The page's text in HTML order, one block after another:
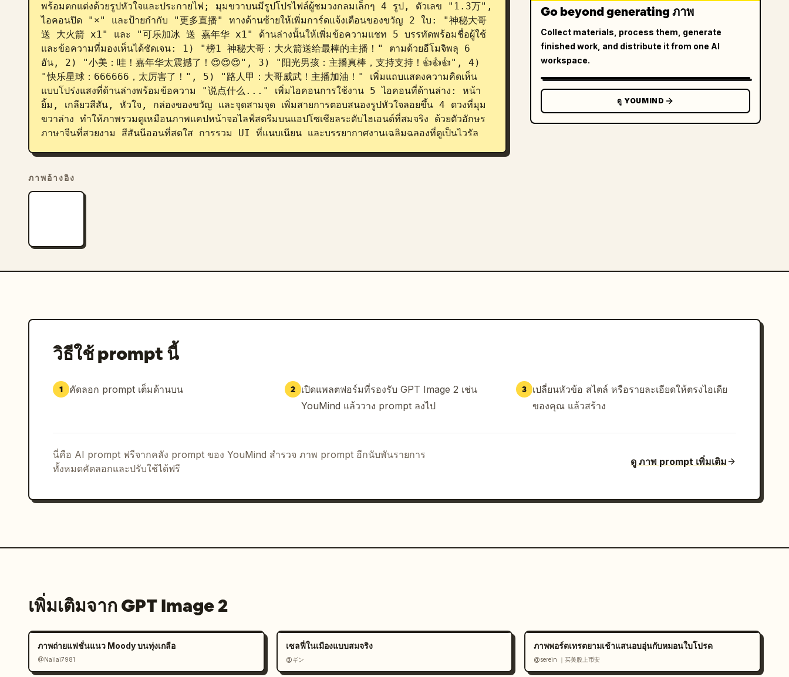
พร้อมตกแต่งด้วยรูปหัวใจและประกายไฟ; มุมขวาบนมีรูปโปรไฟล์ผู้ชมวงกลมเล็กๆ 4 รูป, ตัวเลข "1.3万",
ไอคอนปิด "×" และป้ายกำกับ "更多直播" ทางด้านซ้ายให้เพิ่มการ์ดแจ้งเตือนของขวัญ 2 ใบ: "神秘大哥
送 大火箭 x1" และ "可乐加冰 送 嘉年华 x1" ด้านล่างนั้นให้เพิ่มข้อความแชท 5 บรรทัดพร้อมชื่อผู้ใช้
และข้อความที่มองเห็นได้ชัดเจน: 1) "榜1 神秘大哥：大火箭送给最棒的主播！" ตามด้วยอีโมจิพลุ 6
อัน, 2) "小美：哇！嘉年华太震撼了！😍😍😍", 3) "阳光男孩：主播真棒，支持支持！👍👍👍", 4)
"快乐星球：666666，太厉害了！", 5) "路人甲：大哥威武！主播加油！" เพิ่มแถบแสดงความคิดเห็น
แบบโปร่งแสงที่ด้านล่างพร้อมข้อความ "说点什么..." เพิ่มไอคอนการใช้งาน 5 ไอคอนที่ด้านล่าง: หน้า
ยิ้ม, เกลียวสีสัน, หัวใจ, กล่องของขวัญ และจุดสามจุด เพิ่มสายการตอบสนองรูปหัวใจลอยขึ้น 4 ดวงที่มุม
ขวาล่าง ทำให้ภาพรวมดูเหมือนภาพแคปหน้าจอไลฟ์สตรีมบนแอปโซเชียลระดับไฮเอนด์ที่สมจริง ด้วยตัวอักษร
ภาษาจีนที่สวยงาม สีสันนีออนที่สดใส การรวม UI ที่แนบเนียน และบรรยากาศงานเฉลิมฉลองที่ดูเป็นไวรัล
ภาพอ้างอิง
Go beyond generating ภาพ
Collect materials, process them, generate
finished work, and distribute it from one AI
workspace.
ดู YOUMIND
วิธีใช้ prompt นี้
1 คัดลอก prompt เต็มด้านบน 2 เปิดแพลตฟอร์มที่รองรับ GPT Image 2 เช่น
YouMind แล้ววาง prompt ลงไป
3
เปลี่ยนหัวข้อ สไตล์ หรือรายละเอียดให้ตรงไอเดีย
ของคุณ แล้วสร้าง
นี่คือ AI prompt ฟรีจากคลัง prompt ของ YouMind สำรวจ ภาพ prompt อีกนับพันรายการ
ทั้งหมดคัดลอกและปรับใช้ได้ฟรี
ดู ภาพ prompt เพิ่มเติม
เพิ่มเติมจาก GPT Image 2
ภาพถ่ายแฟชั่นแนว Moody บนทุ่งเกลือ
@Nailai7981
เซลฟี่ในเมืองแบบสมจริง
@ギン
ภาพพอร์ตเทรตยามเช้าแสนอบอุ่นกับหมอนใบโปรด
@serein ｜买美股上币安